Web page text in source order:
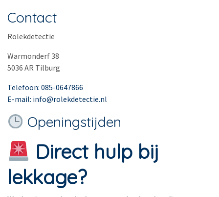
Contact
Rolekdetectie
Warmonderf 38
5036 AR Tilburg
Telefoon: 085-0647866
E-mail: info@rolekdetectie.nl
Openingstijden
Direct hulp bij
lekkage?